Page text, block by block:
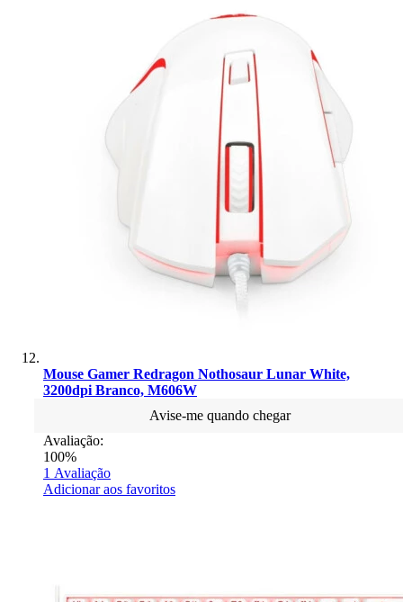
Mouse Gamer Redragon Nothosaur Lunar White,
3200dpi Branco, M606W
Avise-me quando chegar
Avaliação:
100%
1 Avaliação
Adicionar aos favoritos